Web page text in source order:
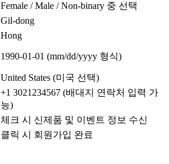
Female / Male / Non-binary 중 선택
Gil-dong
Hong
1990-01-01 (mm/dd/yyyy 형식)
United States (미국 선택)
+1 3021234567 (배대지 연락처 입력 가
능)
체크 시 신제품 및 이벤트 정보 수신
클릭 시 회원가입 완료